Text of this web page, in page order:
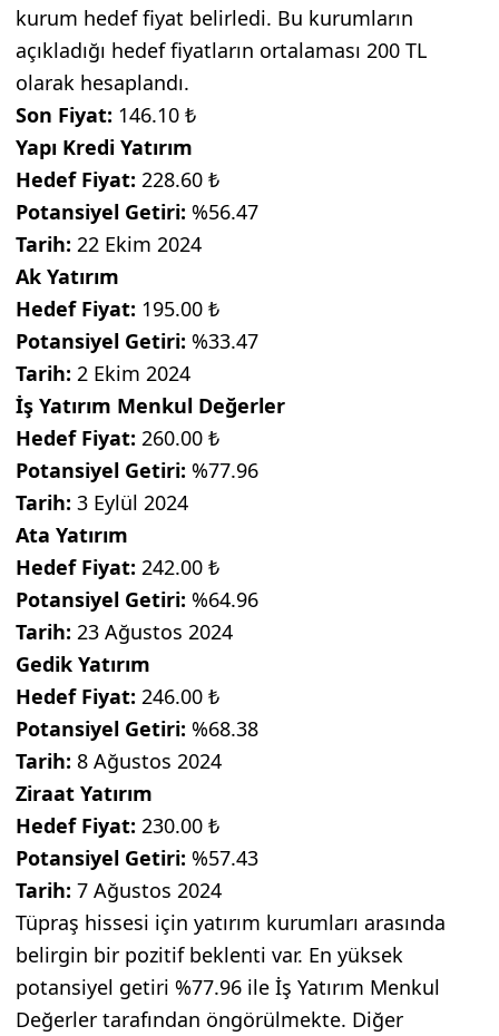
kurum hedef fiyat belirledi. Bu kurumların
açıkladığı hedef fiyatların ortalaması 200 TL
olarak hesaplandı.
Son Fiyat: 146.10 ₺
Yapı Kredi Yatırım
Hedef Fiyat: 228.60 ₺
Potansiyel Getiri: %56.47
Tarih: 22 Ekim 2024
Ak Yatırım
Hedef Fiyat: 195.00 ₺
Potansiyel Getiri: %33.47
Tarih: 2 Ekim 2024
İş Yatırım Menkul Değerler
Hedef Fiyat: 260.00 ₺
Potansiyel Getiri: %77.96
Tarih: 3 Eylül 2024
Ata Yatırım
Hedef Fiyat: 242.00 ₺
Potansiyel Getiri: %64.96
Tarih: 23 Ağustos 2024
Gedik Yatırım
Hedef Fiyat: 246.00 ₺
Potansiyel Getiri: %68.38
Tarih: 8 Ağustos 2024
Ziraat Yatırım
Hedef Fiyat: 230.00 ₺
Potansiyel Getiri: %57.43
Tarih: 7 Ağustos 2024
Tüpraş hissesi için yatırım kurumları arasında
belirgin bir pozitif beklenti var. En yüksek
potansiyel getiri %77.96 ile İş Yatırım Menkul
Değerler tarafından öngörülmekte. Diğer